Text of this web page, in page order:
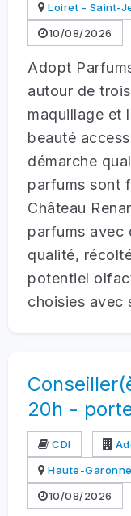
Loiret - Saint-
10/08/2026
Adopt
autour de
maquillage et
beauté
démarche
parfums sont
Château
parfums avec
qualité,
potentiel
choisies avec
20h -
CDI
Haute-
10/08/2026